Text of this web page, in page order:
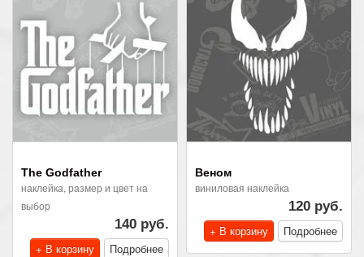
The Godfather
наклейка, размер и цвет на
выбор
140 руб.
+ В корзину
Подробнее
Веном
виниловая наклейка
120 руб.
+ В корзину
Подробнее